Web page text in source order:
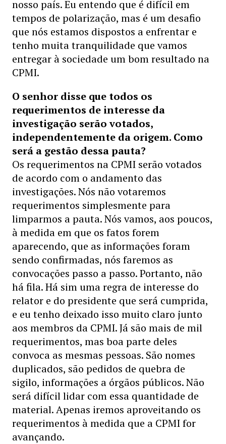
nosso país. Eu entendo que é difícil em
tempos de polarização, mas é um desafio
que nós estamos dispostos a enfrentar e
tenho muita tranquilidade que vamos
entregar à sociedade um bom resultado na
CPMI.
O senhor disse que todos os
requerimentos de interesse da
investigação serão votados,
independentemente da origem. Como
será a gestão dessa pauta?
Os requerimentos na CPMI serão votados
de acordo com o andamento das
investigações. Nós não votaremos
requerimentos simplesmente para
limparmos a pauta. Nós vamos, aos poucos,
à medida em que os fatos forem
aparecendo, que as informações foram
sendo confirmadas, nós faremos as
convocações passo a passo. Portanto, não
há fila. Há sim uma regra de interesse do
relator e do presidente que será cumprida,
e eu tenho deixado isso muito claro junto
aos membros da CPMI. Já são mais de mil
requerimentos, mas boa parte deles
convoca as mesmas pessoas. São nomes
duplicados, são pedidos de quebra de
sigilo, informações a órgãos públicos. Não
será difícil lidar com essa quantidade de
material. Apenas iremos aproveitando os
requerimentos à medida que a CPMI for
avançando.